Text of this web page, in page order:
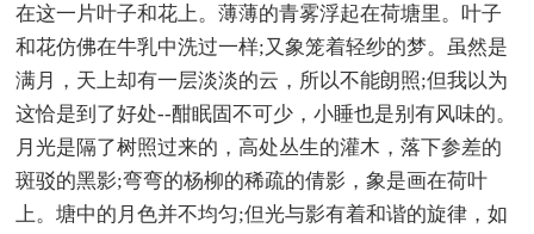
在这一片叶子和花上。薄薄的青雾浮起在荷塘里。叶子
和花仿佛在牛乳中洗过一样;又象笼着轻纱的梦。虽然是
满月，天上却有一层淡淡的云，所以不能朗照;但我以为
这恰是到了好处--酣眠固不可少，小睡也是别有风味的。
月光是隔了树照过来的，高处丛生的灌木，落下参差的
斑驳的黑影;弯弯的杨柳的稀疏的倩影，象是画在荷叶
上。塘中的月色并不均匀;但光与影有着和谐的旋律，如